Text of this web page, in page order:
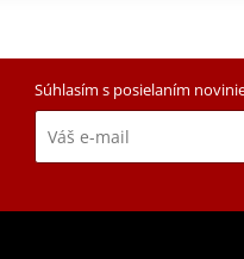
Súhlasím s posielaním